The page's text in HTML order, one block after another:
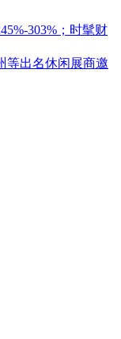
303%；时髦财
等出名休闲展商邀